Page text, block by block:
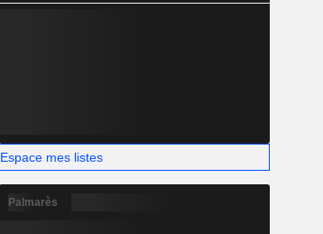
Espace mes listes
Palmarès